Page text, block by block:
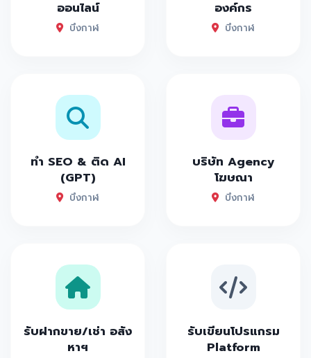
ออนไลน์
บึงกาฬ
องค์กร
บึงกาฬ
ทำ SEO & ติด AI
(GPT)
บึงกาฬ
บริษัท Agency
โฆษณา
บึงกาฬ
รับฝากขาย/เช่า อสัง
หาฯ
รับเขียนโปรแกรม
Platform